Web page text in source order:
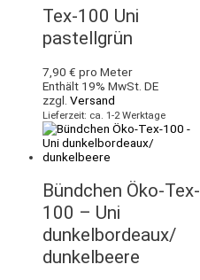
Tex-100 Uni
pastellgrün
7,90 € pro Meter
Enthält 19% MwSt. DE
zzgl. Versand
Lieferzeit: ca. 1-2 Werktage
Bündchen Öko-Tex-
100 – Uni
dunkelbordeaux/
dunkelbeere